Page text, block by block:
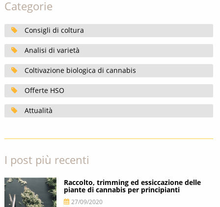
Categorie
Consigli di coltura
Analisi di varietà
Coltivazione biologica di cannabis
Offerte HSO
Attualità
I post più recenti
Raccolto, trimming ed essiccazione delle
piante di cannabis per principianti
27/09/2020